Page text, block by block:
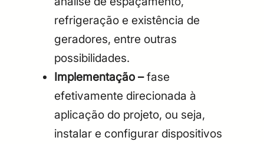
refrigeração e existência de
geradores, entre outras
possibilidades.
Implementação –fase
efetivamente direcionada à
aplicação do projeto, ou seja,
instalar e configurar dispositivos